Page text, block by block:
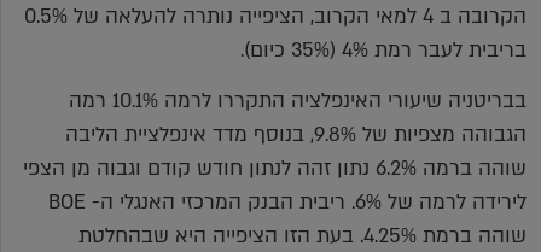
הקרובה ב 4 למאי הקרוב, הציפייה נותרה להעלאה של 0.5%
בריבית לעבר רמת 4% (35% כיום).
בבריטניה שיעורי האינפלציה התקררו לרמה 10.1% רמה
הגבוהה מצפיות של 9.8%, בנוסף מדד אינפלציית הליבה
שוהה ברמה 6.2% נתון זהה לנתון חודש קודם וגבוה מן הצפי
לירידה לרמה של 6%. ריבית הבנק המרכזי האנגלי ה- BOE
שוהה ברמת 4.25%. בעת הזו הציפייה היא שבהחלטת